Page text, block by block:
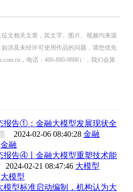
文相关文章，其文字、图片、视频均来源
涉及未经许可使用作品的问题，请您优先
，电话：400-880-9888），我们会第
报告①：金融大模型发展现状全
2024-02-06 08:40:28 金融
金融
报告④丨金融大模型重塑技术能
2024-02-21 08:47:46 大模型
大模型
模型标准启动编制，机构认为大